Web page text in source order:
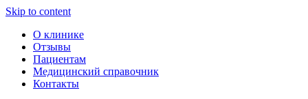
Skip to content
О клинике
Отзывы
Пациентам
Медицинский справочник
Контакты